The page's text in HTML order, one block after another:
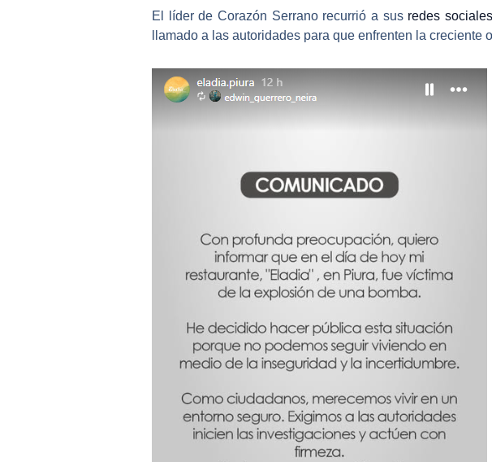
El líder de Corazón Serranorecurrió a sus redes sociales
llamado a las autoridades para que enfrenten la